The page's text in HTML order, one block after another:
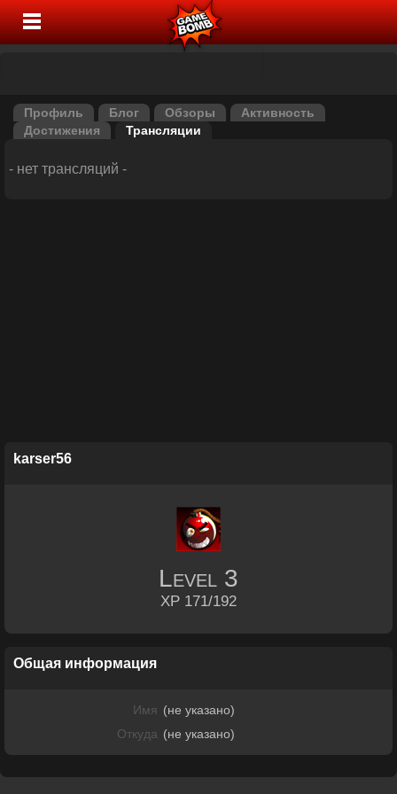
Профиль Блог Обзоры
Активность
Достижения
Трансляции
- нет трансляций -
karser56
Level 3
XP 171/192
Общая информация
Имя (не указано)
Откуда (не указано)